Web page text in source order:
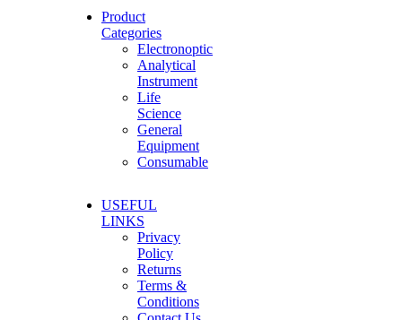
Product
Categories
Electronoptic
Analytical
Instrument
Life
Science
General
Equipment
Consumable
USEFUL
LINKS
Privacy
Policy
Returns
Terms &
Conditions